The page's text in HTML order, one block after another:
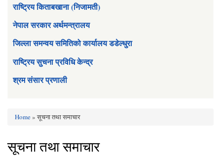
राष्ट्रिय किताबखाना (निजामती)
नेपाल सरकार अर्थमन्त्रालय
जिल्ला समन्वय समितिको कार्यालय डडेल्धुरा
राष्ट्रिय सुचना प्रविधि केन्द्र
श्रम संसार प्रणाली
You are here
Home» सूचना तथा समाचार
सूचना तथा समाचार